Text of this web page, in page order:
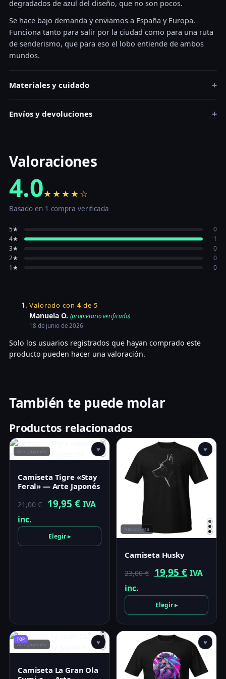
degradados de azul del diseño, que no son pocos.
Se hace bajo demanda y enviamos a España y Europa.
Funciona tanto para salir por la ciudad como para una ruta
de senderismo, que para eso el lobo entiende de ambos
mundos.
Materiales y cuidado +
Envíos y devoluciones +
Valoraciones
4.0★★★★☆
Basado en 1 compra verificada
5★
0
4★
1
3★
0
2★
0
1★
0
Valorado con 4 de 5
Manuela O. (propietario verificado)
18 de junio de 2026
Solo los usuarios registrados que hayan comprado este
producto pueden hacer una valoración.
También te puede molar
Productos relacionados
Arte Japonés
Camiseta Tigre «Stay
Feral» — Arte Japonés
21,00€
El
original
era:
19,95 €El
actual
es:
IVA
inc.
Elegir ▸
♥
Naturaleza
Camiseta Husky
23,00€
El
original
era:
23,00 €.
19,95 €El
actual
es:
19,95 €.
IVA
inc.
Elegir ▸
♥
Arte Japonés
TOP
Camiseta La Gran Ola
♥ ♥